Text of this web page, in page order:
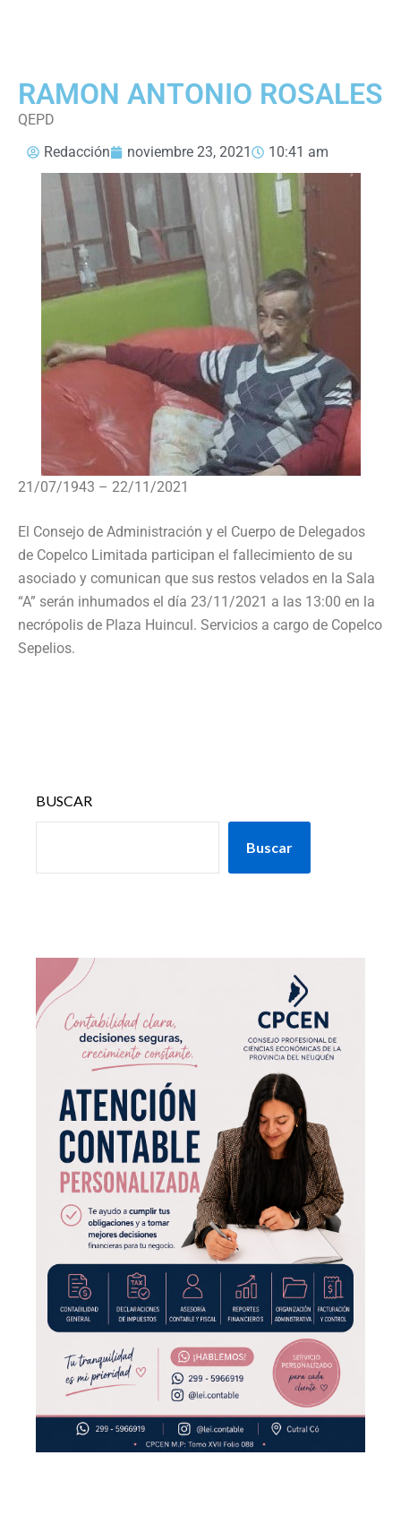
RAMON ANTONIO ROSALES
QEPD
Redacción
noviembre 23, 2021 10:41 am
21/07/1943 – 22/11/2021
El Consejo de Administración y el Cuerpo de Delegados
de Copelco Limitada participan el fallecimiento de su
asociado y comunican que sus restos velados en la Sala
“A” serán inhumados el día 23/11/2021 a las 13:00 en la
necrópolis de Plaza Huincul. Servicios a cargo de Copelco
Sepelios.
BUSCAR
Buscar